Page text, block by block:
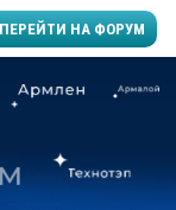
ПЕРЕЙТИ НА ФОРУМ
цикла